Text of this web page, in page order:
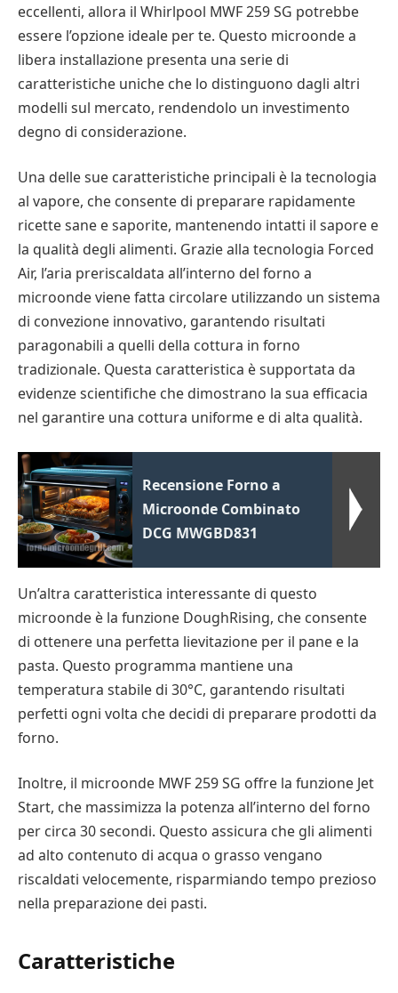
eccellenti, allora il Whirlpool MWF 259 SG potrebbe
essere l’opzione ideale per te. Questo microonde a
libera installazione presenta una serie di
caratteristiche uniche che lo distinguono dagli altri
modelli sul mercato, rendendolo un investimento
degno di considerazione.
Una delle sue caratteristiche principali è la tecnologia
al vapore, che consente di preparare rapidamente
ricette sane e saporite, mantenendo intatti il sapore e
la qualità degli alimenti. Grazie alla tecnologia Forced
Air, l’aria preriscaldata all’interno del forno a
microonde viene fatta circolare utilizzando un sistema
di convezione innovativo, garantendo risultati
paragonabili a quelli della cottura in forno
tradizionale. Questa caratteristica è supportata da
evidenze scientifiche che dimostrano la sua efficacia
nel garantire una cottura uniforme e di alta qualità.
Recensione Forno a
Microonde Combinato
DCG MWGBD831
Un’altra caratteristica interessante di questo
microonde è la funzione DoughRising, che consente
di ottenere una perfetta lievitazione per il pane e la
pasta. Questo programma mantiene una
temperatura stabile di 30°C, garantendo risultati
perfetti ogni volta che decidi di preparare prodotti da
forno.
Inoltre, il microonde MWF 259 SG offre la funzione Jet
Start, che massimizza la potenza all’interno del forno
per circa 30 secondi. Questo assicura che gli alimenti
ad alto contenuto di acqua o grasso vengano
riscaldati velocemente, risparmiando tempo prezioso
nella preparazione dei pasti.
Caratteristiche